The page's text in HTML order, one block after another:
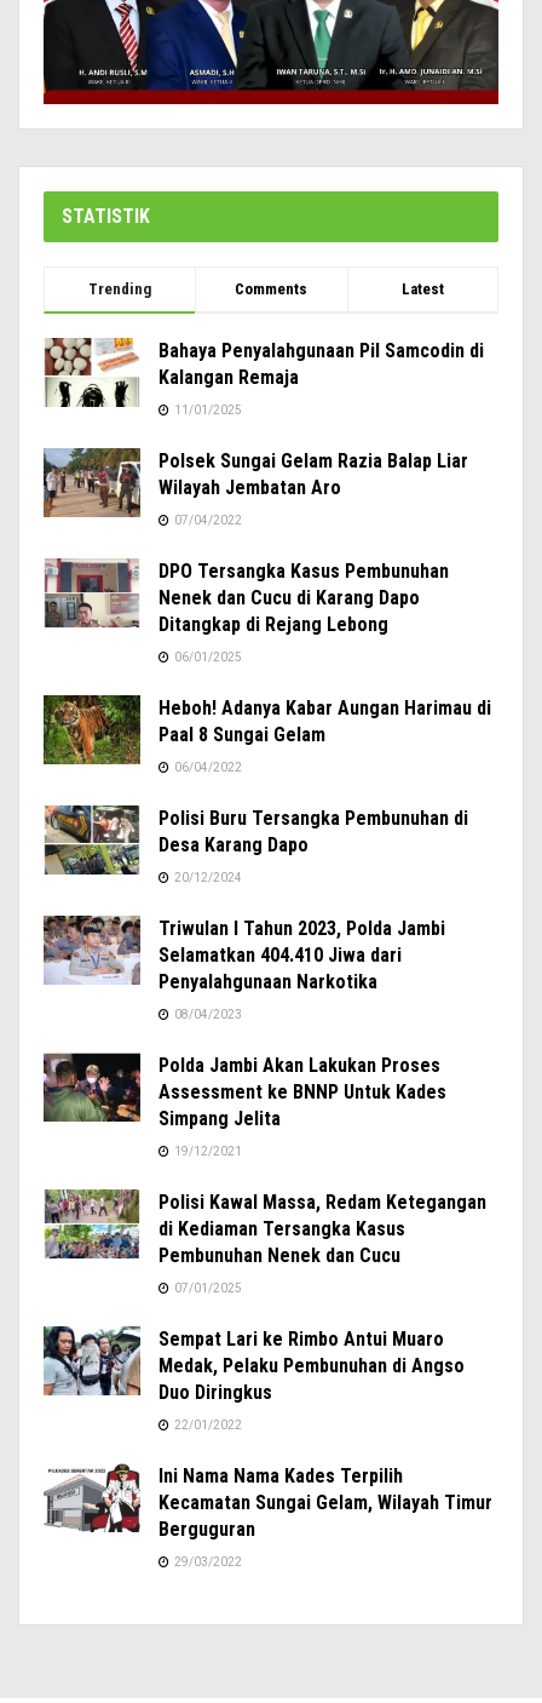
STATISTIK
Trending Comments Latest
Bahaya Penyalahgunaan Pil Samcodin di
Kalangan Remaja
11/01/2025
Polsek Sungai Gelam Razia Balap Liar
Wilayah Jembatan Aro
07/04/2022
DPO Tersangka Kasus Pembunuhan
Nenek dan Cucu di Karang Dapo
Ditangkap di Rejang Lebong
06/01/2025
Heboh! Adanya Kabar Aungan Harimau di
Paal 8 Sungai Gelam
06/04/2022
Polisi Buru Tersangka Pembunuhan di
Desa Karang Dapo
20/12/2024
Triwulan I Tahun 2023, Polda Jambi
Selamatkan 404.410 Jiwa dari
Penyalahgunaan Narkotika
08/04/2023
Polda Jambi Akan Lakukan Proses
Assessment ke BNNP Untuk Kades
Simpang Jelita
19/12/2021
Polisi Kawal Massa, Redam Ketegangan
di Kediaman Tersangka Kasus
Pembunuhan Nenek dan Cucu
07/01/2025
Sempat Lari ke Rimbo Antui Muaro
Medak, Pelaku Pembunuhan di Angso
Duo Diringkus
22/01/2022
Ini Nama Nama Kades Terpilih
Kecamatan Sungai Gelam, Wilayah Timur
Berguguran
29/03/2022